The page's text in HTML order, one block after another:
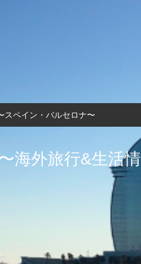
ペイン・バルセロナ〜
海外旅行&生活